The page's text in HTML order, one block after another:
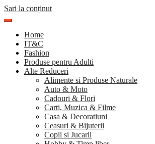
Sari la conținut
Home
IT&C
Fashion
Produse pentru Adulti
Alte Reduceri
Alimente si Produse Naturale
Auto & Moto
Cadouri & Flori
Carti, Muzica & Filme
Casa & Decoratiuni
Ceasuri & Bijuterii
Copii si Jucarii